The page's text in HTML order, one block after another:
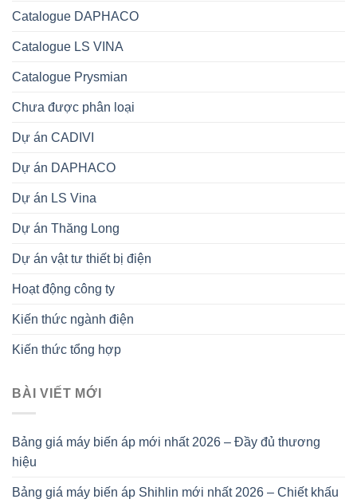
Catalogue DAPHACO
Catalogue LS VINA
Catalogue Prysmian
Chưa được phân loại
Dự án CADIVI
Dự án DAPHACO
Dự án LS Vina
Dự án Thăng Long
Dự án vật tư thiết bị điện
Hoạt động công ty
Kiến thức ngành điện
Kiến thức tổng hợp
BÀI VIẾT MỚI
Bảng giá máy biến áp mới nhất 2026 – Đầy đủ thương
hiệu
Bảng giá máy biến áp Shihlin mới nhất 2026 – Chiết khấu